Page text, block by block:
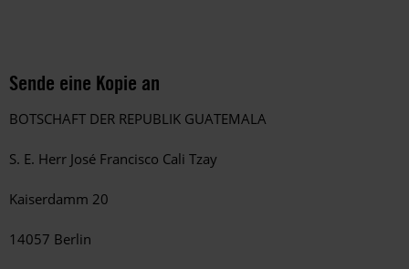
Sende eine Kopie an
BOTSCHAFT DER REPUBLIK GUATEMALA
S. E. Herr José Francisco Cali Tzay
Kaiserdamm 20
14057 Berlin